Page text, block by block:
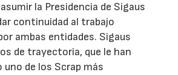
la Presidencia de Sigaus
continuidad al trabajo
ambas entidades. Sigaus
de trayectoria, que le han
de los Scrap más